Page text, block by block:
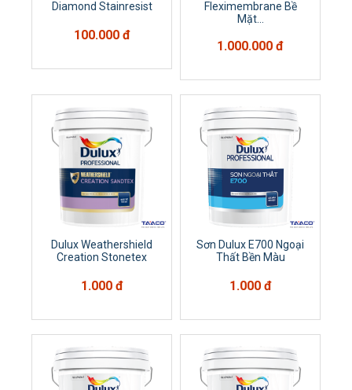
Diamond Stainresist
100.000 đ
Fleximembrane Bề
Mặt...
1.000.000 đ
Dulux Weathershield
Creation Stonetex
1.000 đ
Sơn Dulux E700 Ngoại
Thất Bền Màu
1.000 đ